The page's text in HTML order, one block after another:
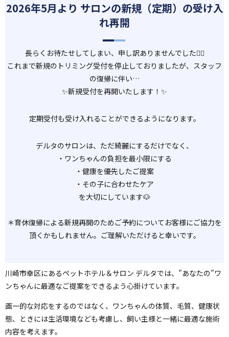
2026年5月より サロンの新規（定期）の受け入
れ再開
長らくお待たせしてしまい、申し訳ありませんでした🙇‍♂️
これまで新規のトリミング受付を停止しておりましたが、 スタッフ
の復帰に伴い…
✨新規受付を再開いたします！✨
定期受付も受け入れることができるようになります。
デルタのサロンは、ただ綺麗にするだけでなく、
・ワンちゃんの負担を最小限にする
・健康を優先したご提案
・その子に合わせたケア
を大切にしています🐶
＊育休復帰による新規再開のためご予約についてお客様にご協力を
頂くかもしれません。ご理解いただけると幸いです。
川崎市幸区にあるペットホテル＆サロン デルタでは、”あなたの”ワ
ンちゃんに最適なご提案をできるよう心掛けています。
画一的な対応をするのではなく、ワンちゃんの体質、毛質、健康状
態、ときには生活環境なども考慮し、飼い主様と一緒に最適な施術
内容を考えます。